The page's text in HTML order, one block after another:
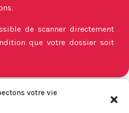
votre vie
de scanner directement
que votre dossier soit